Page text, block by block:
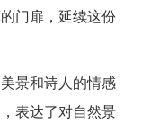
门扉，延续这份
景和诗人的情感
表达了对自然景